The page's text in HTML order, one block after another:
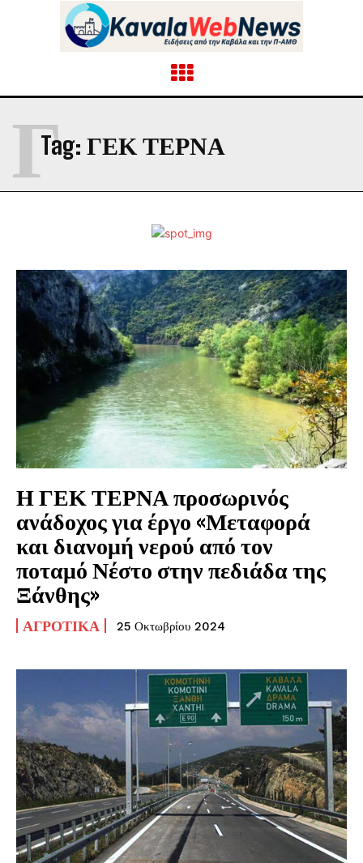
Tag: ΓΕΚ ΤΕΡΝΑ
Γ
Η ΓΕΚ ΤΕΡΝΑ προσωρινός
ανάδοχος για έργο «Μεταφορά
και διανομή νερού από τον
ποταμό Νέστο στην πεδιάδα της
Ξάνθης»
ΑΓΡΟΤΙΚΆ 25 Οκτωβρίου 2024